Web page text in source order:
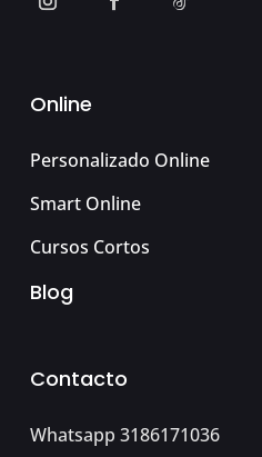
Online
Personalizado Online
Smart Online
Cursos Cortos
Blog
Contacto
Whatsapp 3186171036